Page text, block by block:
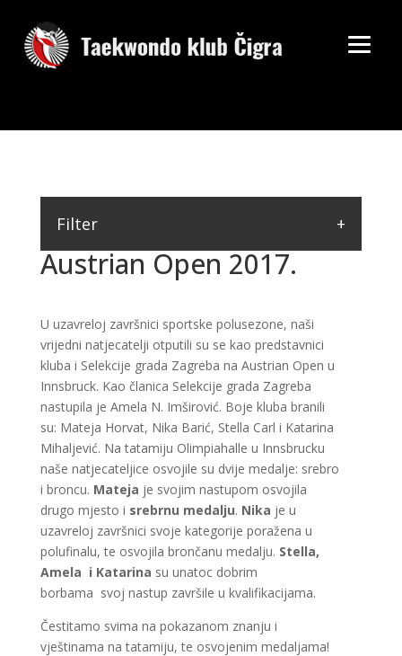
Austrian Open 2017.
U uzavreloj završnici sportske polusezone, naši
vrijedni natjecatelji otputili su se kao predstavnici
kluba i Selekcije grada Zagreba na Austrian Open u
Innsbruck. Kao članica Selekcije grada Zagreba
nastupila je Amela N. Imširović. Boje kluba branili
su: Mateja Horvat, Nika Barić, Stella Carl i Katarina
Mihaljević. Na tatamiju Olimpiahalle u Innsbrucku
naše natjecateljice osvojile su dvije medalje: srebro
i broncu. Mateja je svojim nastupom osvojila
drugo mjesto i srebrnu medalju. Nika je u
uzavreloj završnici svoje kategorije poražena u
polufinalu, te osvojila brončanu medalju. Stella,
Amela i Katarina su unatoc dobrim
borbama svoj nastup završile u kvalifikacijama.
Čestitamo svima na pokazanom znanju i
vještinama na tatamiju, te osvojenim medaljama!
Filter